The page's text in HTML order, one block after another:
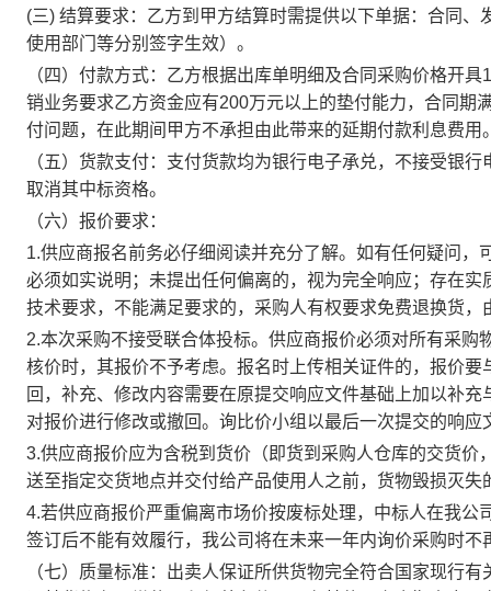
(三) 结算要求：乙方到甲方结算时需提供以下单据：合同
使用部门等分别签字生效）。
（四）付款方式：乙方根据出库单明细及合同采购价格开具
销业务要求乙方资金应有200万元以上的垫付能力，合同期
付问题，在此期间甲方不承担由此带来的延期付款利息费用
（五）货款支付：支付货款均为银行电子承兑，不接受银
取消其中标资格。
（六）报价要求：
1.供应商报名前务必仔细阅读并充分了解。如有任何疑问
必须如实说明；未提出任何偏离的，视为完全响应；存在
技术要求，不能满足要求的，采购人有权要求免费退换货
2.本次采购不接受联合体投标。供应商报价必须对所有采
核价时，其报价不予考虑。报名时上传相关证件的，报价
回，补充、修改内容需要在原提交响应文件基础上加以补
对报价进行修改或撤回。询比价小组以最后一次提交的响应
3.供应商报价应为含税到货价（即货到采购人仓库的交货
送至指定交货地点并交付给产品使用人之前，货物毁损灭失
4.若供应商报价严重偏离市场价按废标处理，中标人在我
签订后不能有效履行，我公司将在未来一年内询价采购时不
（七）质量标准：出卖人保证所供货物完全符合国家现行